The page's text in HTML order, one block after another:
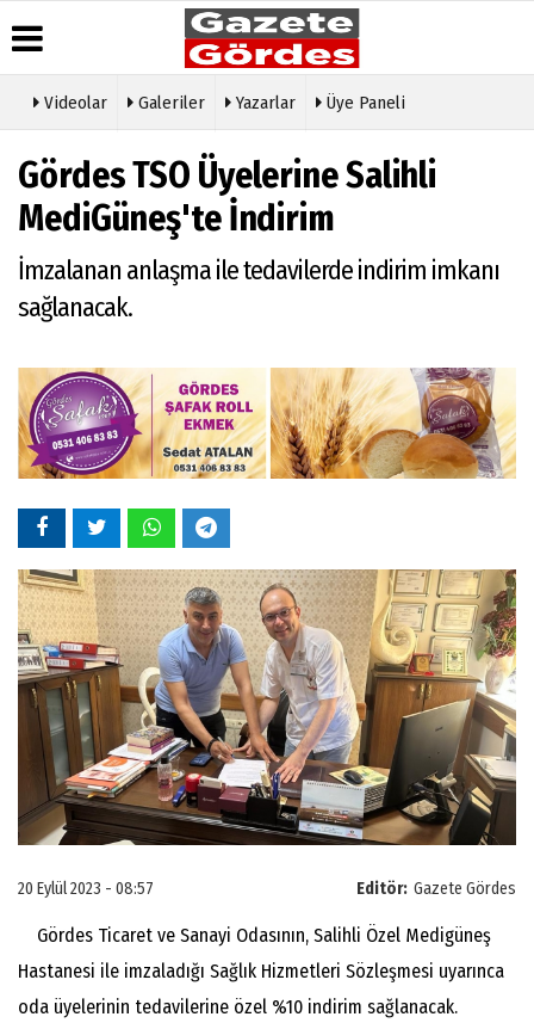
Haber
Arşivi
Gazete
Arşivi
Haberleri
Durumu
Gazete
Manşetleri
Anketler
Yazarları
Video
Galeri
Foto
Galeri
İletişim
Gizlilik
Videolar Galeriler Yazarlar Üye Paneli
Gördes TSO Üyelerine Salihli
MediGüneş'te İndirim
İmzalanan anlaşma ile tedavilerde indirim imkanı
sağlanacak.
Editör: Gazete Gördes
20 Eylül 2023 - 08:57
Gördes Ticaret ve Sanayi Odasının, Salihli Özel Medigüneş
Hastanesi ile imzaladığı Sağlık Hizmetleri Sözleşmesi uyarınca
oda üyelerinin tedavilerine özel %10 indirim sağlanacak.